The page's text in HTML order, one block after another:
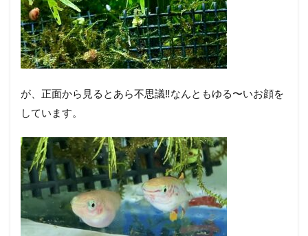
が、正面から見るとあら不思議‼︎なんともゆる〜いお顔を
しています。